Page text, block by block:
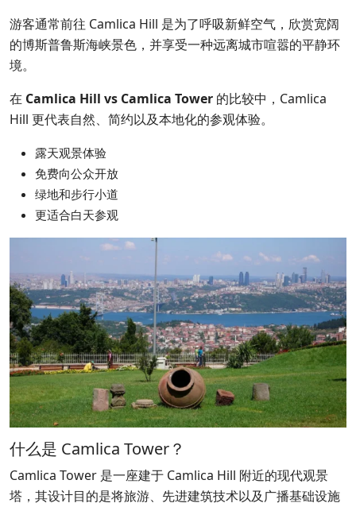
游客通常前往 Camlica Hill 是为了呼吸新鲜空气，欣赏宽阔
的博斯普鲁斯海峡景色，并享受一种远离城市喧嚣的平静环
境。
在 Camlica Hill vs Camlica Tower 的比较中，Camlica
Hill 更代表自然、简约以及本地化的参观体验。
露天观景体验
免费向公众开放
绿地和步行小道
更适合白天参观
什么是 Camlica Tower？
Camlica Tower 是一座建于 Camlica Hill 附近的现代观景
塔，其设计目的是将旅游、先进建筑技术以及广播基础设施